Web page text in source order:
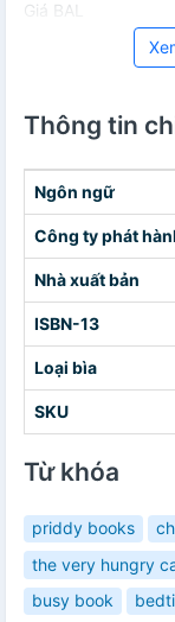
Giá BAL
Thông tin
Ngôn ngữ
Công ty phát
Nhà xuất bản
ISBN-13
Loại bìa
SKU
Từ khóa
priddy books
the very hungry
busy book